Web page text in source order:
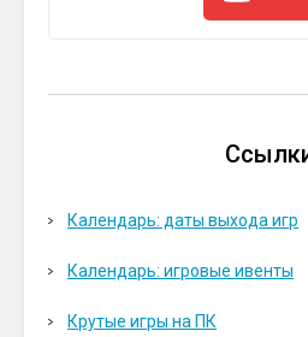
Календарь: даты выхода игр
Календарь: игровые ивенты
Крутые игры на ПК